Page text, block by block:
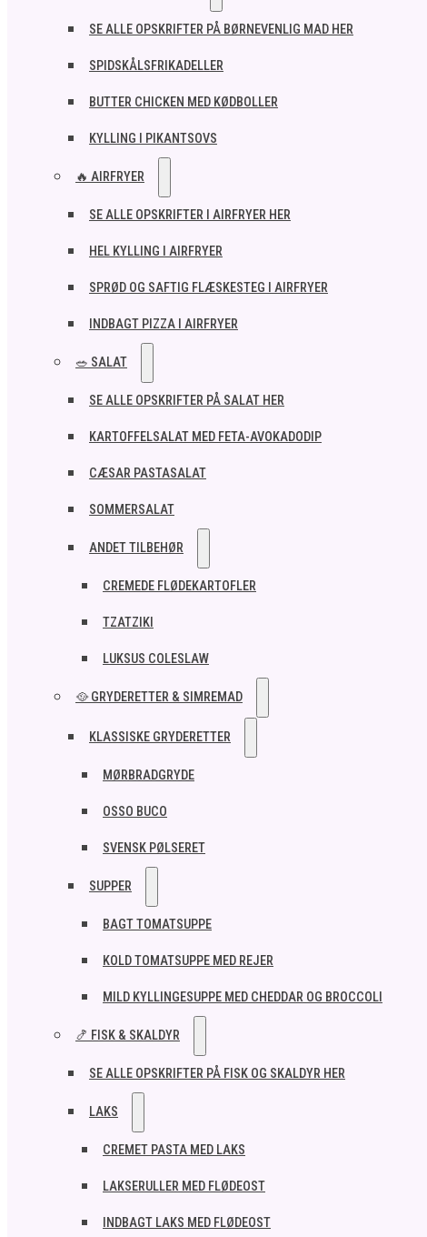
SE ALLE OPSKRIFTER PÅ BØRNEVENLIG MAD HER
SPIDSKÅLSFRIKADELLER
BUTTER CHICKEN MED KØDBOLLER
KYLLING I PIKANTSOVS
🔥 AIRFRYER
SE ALLE OPSKRIFTER I AIRFRYER HER
HEL KYLLING I AIRFRYER
SPRØD OG SAFTIG FLÆSKESTEG I AIRFRYER
INDBAGT PIZZA I AIRFRYER
🥗 SALAT
SE ALLE OPSKRIFTER PÅ SALAT HER
KARTOFFELSALAT MED FETA-AVOKADODIP
CÆSAR PASTASALAT
SOMMERSALAT
ANDET TILBEHØR
CREMEDE FLØDEKARTOFLER
TZATZIKI
LUKSUS COLESLAW
🥘 GRYDERETTER & SIMREMAD
KLASSISKE GRYDERETTER
MØRBRADGRYDE
OSSO BUCO
SVENSK PØLSERET
SUPPER
BAGT TOMATSUPPE
KOLD TOMATSUPPE MED REJER
MILD KYLLINGESUPPE MED CHEDDAR OG BROCCOLI
🍤 FISK & SKALDYR
SE ALLE OPSKRIFTER PÅ FISK OG SKALDYR HER
LAKS
CREMET PASTA MED LAKS
LAKSERULLER MED FLØDEOST
INDBAGT LAKS MED FLØDEOST